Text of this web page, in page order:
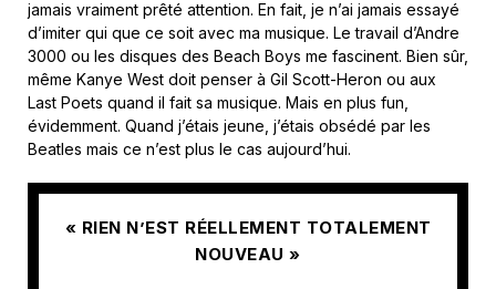
jamais vraiment prêté attention. En fait, je n’ai jamais essayé
d’imiter qui que ce soit avec ma musique. Le travail d’Andre
3000 ou les disques des Beach Boys me fascinent. Bien sûr,
même Kanye West doit penser à Gil Scott-Heron ou aux
Last Poets quand il fait sa musique. Mais en plus fun,
évidemment. Quand j’étais jeune, j’étais obsédé par les
Beatles mais ce n’est plus le cas aujourd’hui.
« RIEN N’EST RÉELLEMENT TOTALEMENT
NOUVEAU »